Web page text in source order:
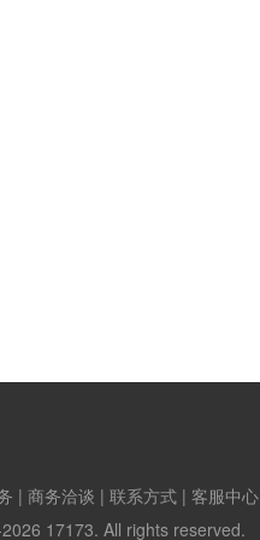
| 商务洽谈 | 联系方式 | 客服中心
17173. All rights reserved.